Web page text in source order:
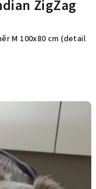
ZigZag
M 100x80 cm (detail